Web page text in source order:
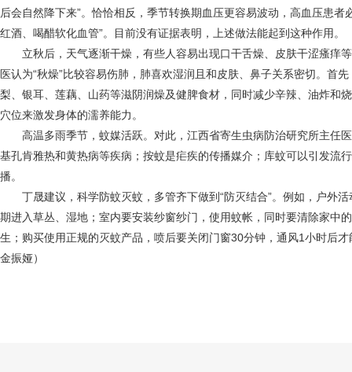
后会自然降下来”。恰恰相反，季节转换期血压更容易波动，高血压患
红酒、喝醋软化血管”。目前没有证据表明，上述做法能起到这种作用。
立秋后，天气逐渐干燥，有些人容易出现口干舌燥、皮肤干涩瘙痒
医认为“秋燥”比较容易伤肺，肺喜欢湿润且和皮肤、鼻子关系密切。首
梨、银耳、莲藕、山药等滋阴润燥及健脾食材，同时减少辛辣、油炸和
穴位来激发身体的濡养能力。
高温多雨季节，蚊媒活跃。对此，江西省寄生虫病防治研究所主任
基孔肯雅热和黄热病等疾病；按蚊是疟疾的传播媒介；库蚊可以引发流
播。
丁晟建议，科学防蚊灭蚊，多管齐下做到“防灭结合”。例如，户外
期进入草丛、湿地；室内要安装纱窗纱门，使用蚊帐，同时要清除家中
生；购买使用正规的灭蚊产品，喷后要关闭门窗30分钟，通风1小时后
金振娅）